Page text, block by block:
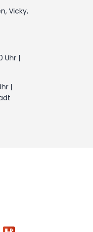
Vicky,
Uhr |
|